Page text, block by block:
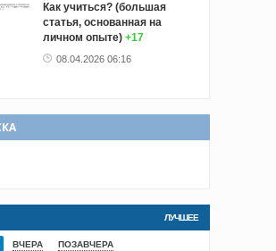
Как учиться? (большая
статья, основанная на
личном опыте) +17
08.04.2026 06:16
ЛУЧШЕЕ
ВЧЕРА ПОЗАВЧЕРА